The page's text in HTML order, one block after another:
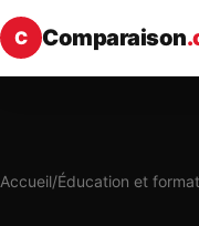
C Comparaison
Accueil/Éducation et